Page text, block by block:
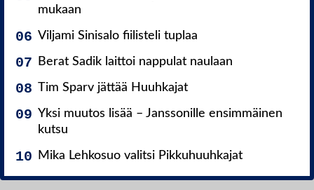
mukaan
Viljami Sinisalo fiilisteli tuplaa
Berat Sadik laittoi nappulat naulaan
Tim Sparv jättää Huuhkajat
Yksi muutos lisää – Janssonille ensimmäinen
kutsu
Mika Lehkosuo valitsi Pikkuhuuhkajat